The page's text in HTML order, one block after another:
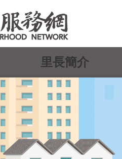
里長簡介